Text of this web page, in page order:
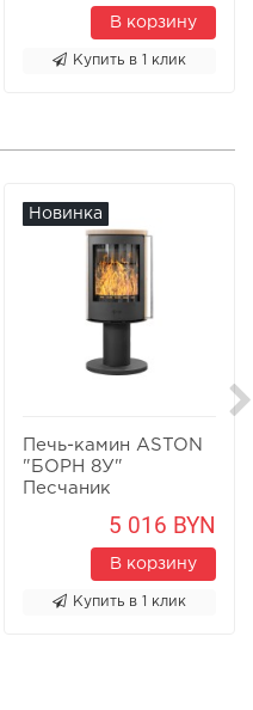
В корзину
Купить в 1 клик
Новинка
Печь-камин ASTON
"БОРН 8У"
Песчаник
5 016 BYN
В корзину
Купить в 1 клик